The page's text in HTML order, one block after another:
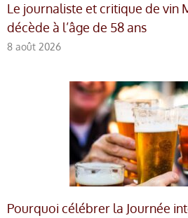
Le journaliste et critique de vin
décède à l’âge de 58 ans
8 août 2026
Pourquoi célébrer la Journée